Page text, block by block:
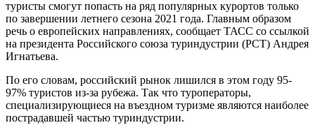
туристы смогут попасть на ряд популярных курортов только
по завершении летнего сезона 2021 года. Главным образом
речь о европейских направлениях, сообщает ТАСС со ссылкой
на президента Российского союза туриндустрии (РСТ) Андрея
Игнатьева.
По его словам, российский рынок лишился в этом году 95-
97% туристов из-за рубежа. Так что туроператоры,
специализирующиеся на въездном туризме являются наиболее
пострадавшей частью туриндустрии.